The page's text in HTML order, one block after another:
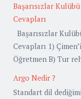
Başarısızlar
Cevapları
Başarısızlar
Cevapları 1)
Öğretmen B) Tur
Argo Nedir ?
Standart dil